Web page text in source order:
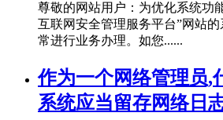
尊敬的网站用户：为优化系统功
互联网安全管理服务平台”网站
常进行业务办理。如您......
作为一个网络管理员,
系统应当留存网络日